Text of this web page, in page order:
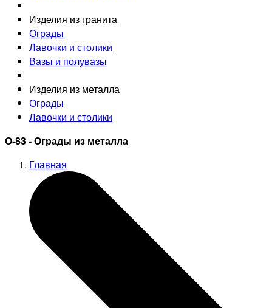
Изделия из гранита
Ограды
Лавочки и столики
Вазы и полувазы
Изделия из металла
Ограды
Лавочки и столики
О-83 - Ограды из металла
Главная